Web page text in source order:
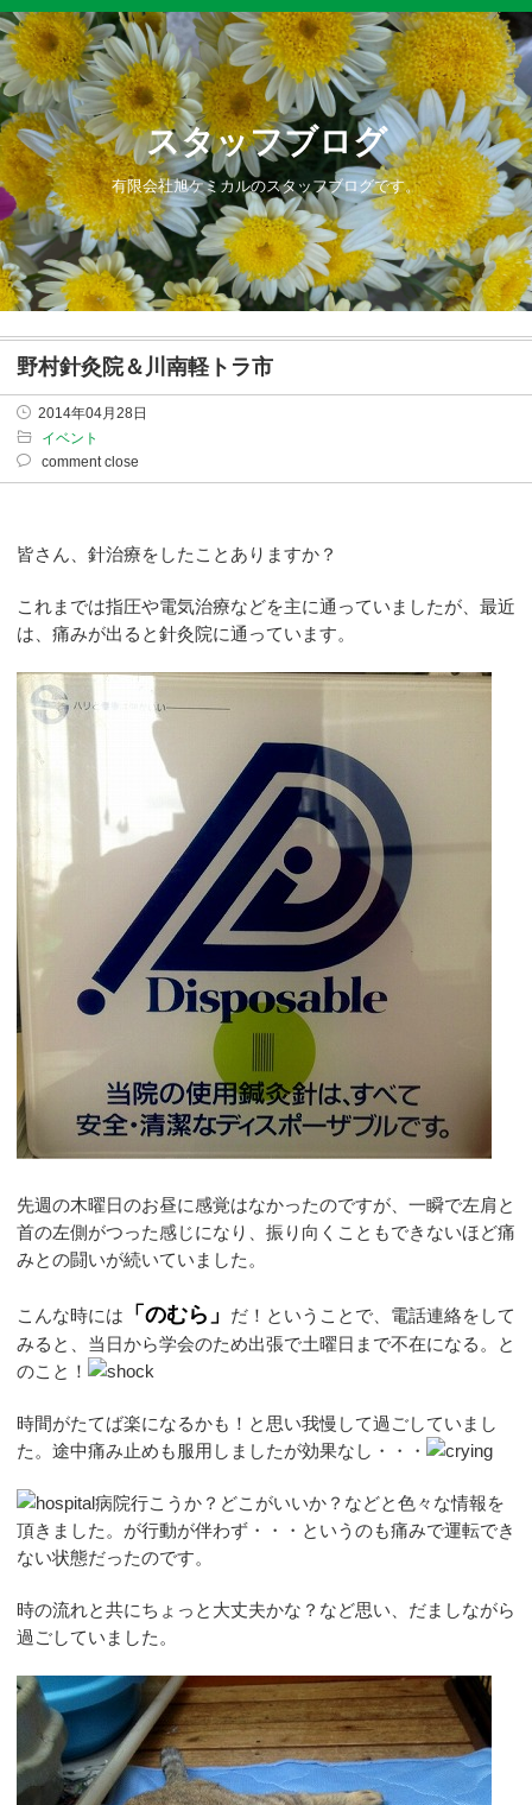
スタッフブログ
有限会社旭ケミカルのスタッフブログです。
野村針灸院＆川南軽トラ市
2014年04月28日
イベント
comment close
皆さん、針治療をしたことありますか？
これまでは指圧や電気治療などを主に通っていましたが、最近
は、痛みが出ると針灸院に通っています。
先週の木曜日のお昼に感覚はなかったのですが、一瞬で左肩と
首の左側がつった感じになり、振り向くこともできないほど痛
みとの闘いが続いていました。
こんな時には 「のむら」
だ！ということで、電話連絡をして
みると、当日から学会のため出張で土曜日まで不在になる。と
のこと！
時間がたてば楽になるかも！と思い我慢して過ごしていまし
た。途中痛み止めも服用しましたが効果なし・・・
病院行こうか？どこがいいか？などと色々な情報を
頂きました。が行動が伴わず・・・というのも痛みで運転でき
ない状態だったのです。
時の流れと共にちょっと大丈夫かな？など思い、だましながら
過ごしていました。